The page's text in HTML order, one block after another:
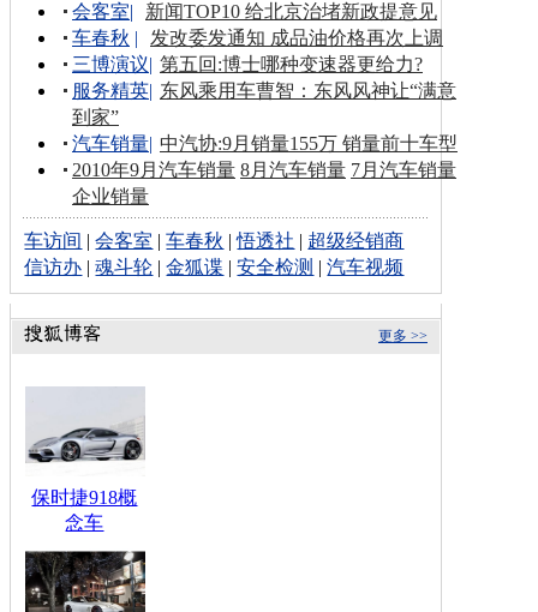
会客室|
新闻TOP10 给北京治堵新政提意见
车春秋 |
发改委发通知 成品油价格再次上调
三博演议| 第五回:博士哪种变速器更给力?
服务精英| 东风乘用车曹智：东风风神让“满意
到家”
汽车销量| 中汽协:9月销量155万 销量前十车型
2010年9月汽车销量 8月汽车销量 7月汽车销量
企业销量
车访间 |会客室 |车春秋 |悟透社 | 超级经销商
信访办 |魂斗轮 |金狐谍 |安全检测 |汽车视频
更多 >>
保时捷918概
念车